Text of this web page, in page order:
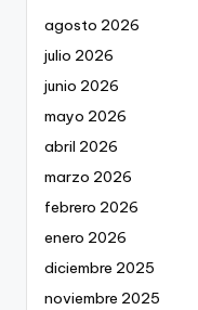
agosto 2026
julio 2026
junio 2026
mayo 2026
abril 2026
marzo 2026
febrero 2026
enero 2026
diciembre 2025
noviembre 2025